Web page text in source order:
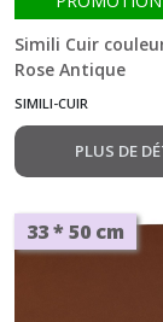
Simili Cuir
Rose Antique
SIMILI-CUIR
PLUS DE
33 * 50 cm